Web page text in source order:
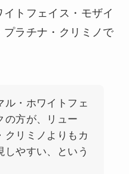
トフェイス・モザイ
プラチナ・クリミノで
ル・ホワイトフェ
の方が、リュー
クリミノよりもカ
しやすい、という